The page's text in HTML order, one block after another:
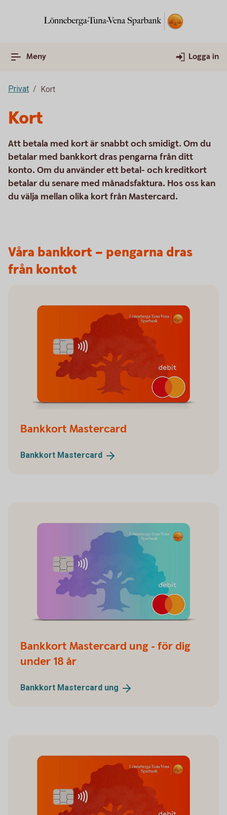
Meny Logga in
Privat Kort
Kort
Att betala med kort är snabbt och smidigt. Om du
betalar med bankkort dras pengarna från ditt
konto. Om du använder ett betal- och kreditkort
betalar du senare med månadsfaktura. Hos oss kan
du välja mellan olika kort från Mastercard.
Våra bankkort – pengarna dras
från kontot
Bankkort Mastercard
Bankkort Mastercard
Bankkort Mastercard ung - för dig
under 18 år
Bankkort Mastercard ung